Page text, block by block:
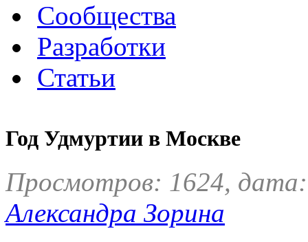
Сообщества
Разработки
Статьи
Год Удмуртии в Москве
Просмотров: 1624,
Александра Зорина